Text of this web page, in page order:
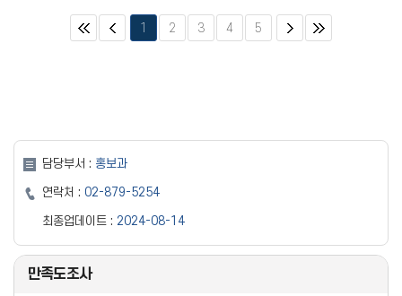
1 2 3 4 5
담당부서 : 홍보과
연락처 : 02-879-5254
최종업데이트 : 2024-08-14
만족도조사